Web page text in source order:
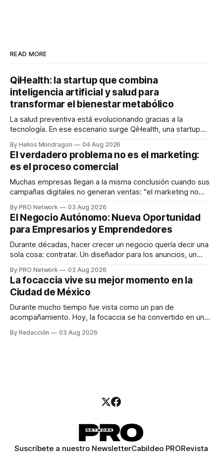
READ MORE
QiHealth: la startup que combina
inteligencia artificial y salud para
transformar el bienestar metabólico
La salud preventiva está evolucionando gracias a la
tecnología. En ese escenario surge QiHealth, una startup
dispositivos inteligentes, inteligencia artificial y monitoreo
en tiempo real para ayudar a las personas a tomar mejores
decisiones sobre su salud metabólica. Su propuesta busca
responder
By Helios Mondragon 04 Aug 2026
El verdadero problema no es el marketing:
es el proceso comercial
Muchas empresas llegan a la misma conclusión cuando sus
campañas digitales no generan ventas: "el marketing no
INTERIUS, el problema suele estar en otro lugar. Durante
una entrevista para el podcast SER PRO, el especialista en
marketing digital explicó que
By PRO Network 03 Aug 2026
El Negocio Autónomo: Nueva Oportunidad
para Empresarios y Emprendedores
Durante décadas, hacer crecer un negocio quería decir una
sola cosa: contratar. Un diseñador para los anuncios, un
para los textos, alguien que supiera de publicidad digital
para encontrar prospectos, un vendedor para atender
llamadas y mensajes, y —con suerte— una persona
By PRO Network 03 Aug 2026
La focaccia vive su mejor momento en la
Ciudad de México
Durante mucho tiempo fue vista como un pan de
acompañamiento. Hoy, la focaccia se ha convertido en uno
artesanal, ingredientes de calidad y experiencias que
By Redacción 03 Aug 2026
Suscríbete a nuestro NewsletterCabildeo PRORevista